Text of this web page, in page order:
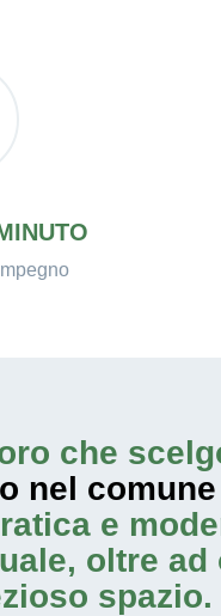
che
nel
e
oltre
spazio.